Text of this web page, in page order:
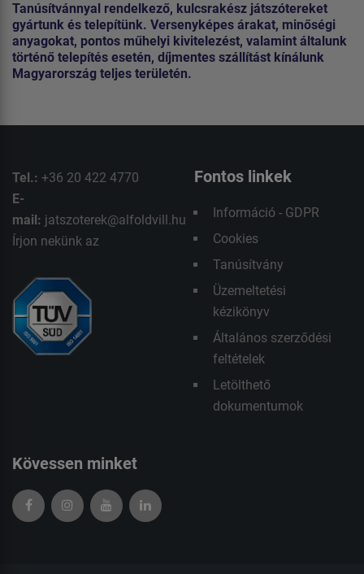
Tanúsítvánnyal rendelkező, kulcsrakész játszótereket
gyártunk és telepítünk. Versenyképes árakat, minőségi
anyagokat, pontos műhelyi kivitelezést, valamint általunk
történő telepítés esetén, díjmentes szállítást kínálunk
Magyarország teljes területén.
Tel.: +36 20 422 4770
E-
mail: jatszoterek@alfoldvill.hu
Írjon nekünk az
Fontos linkek
Információ - GDPR
Cookies
Tanúsítvány
Üzemeltetési
kézikönyv
Általános szerződési
feltételek
Letölthető
dokumentumok
Kövessen minket